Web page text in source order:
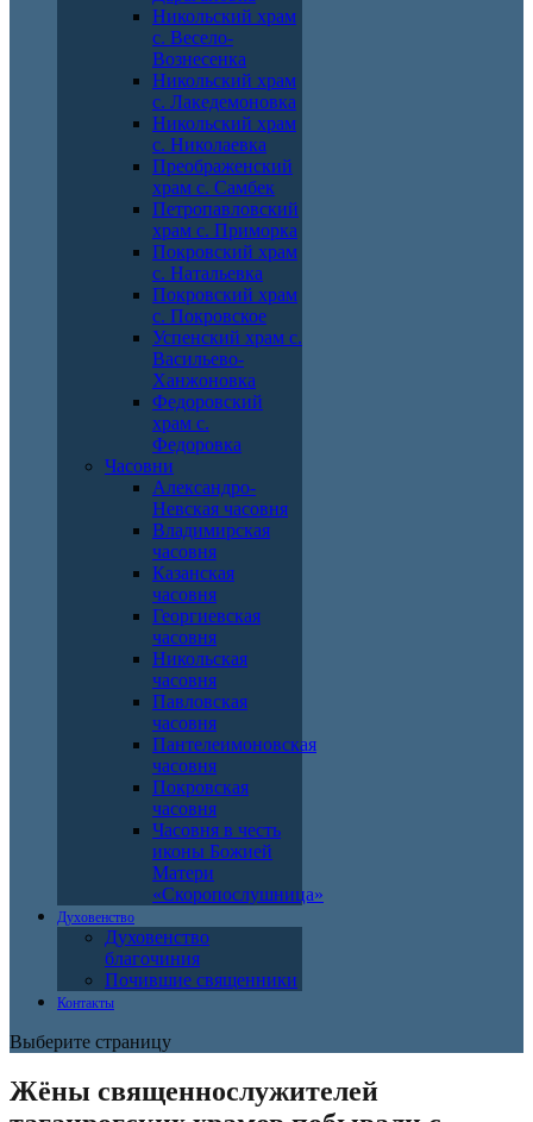
Никольский храм
с. Весело-
Вознесенка
Никольский храм
с. Лакедемоновка
Никольский храм
с. Николаевка
Преображенский
храм с. Самбек
Петропавловский
храм с. Приморка
Покровский храм
с. Натальевка
Покровский храм
с. Покровское
Успенский храм с.
Васильево-
Ханжоновка
Федоровский
храм с.
Федоровка
Часовни
Александро-
Невская часовня
Владимирская
часовня
Казанская
часовня
Георгиевская
часовня
Никольская
часовня
Павловская
часовня
Пантелеимоновская
часовня
Покровская
часовня
Часовня в честь
иконы Божией
Матери
«Скоропослушница»
Духовенство
Духовенство
благочиния
Почившие священники
Контакты
Выберите страницу
Жёны священнослужителей